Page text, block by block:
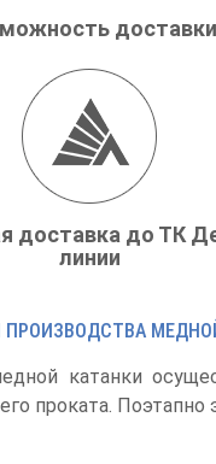
доставки
доставка до ТК
линии
катанки
проката. Поэтапно